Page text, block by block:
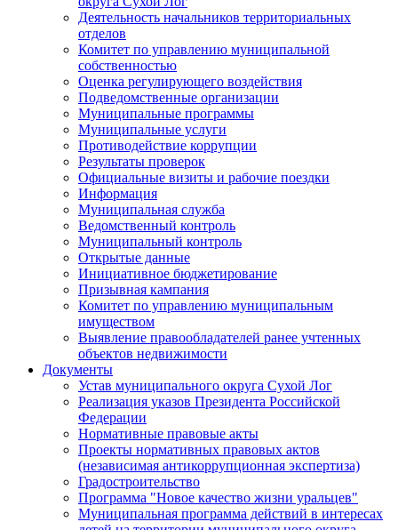
Деятельность начальников территориальных
отделов
Комитет по управлению муниципальной
собственностью
Оценка регулирующего воздействия
Подведомственные организации
Муниципальные программы
Муниципальные услуги
Противодействие коррупции
Результаты проверок
Официальные визиты и рабочие поездки
Информация
Муниципальная служба
Ведомственный контроль
Муниципальный контроль
Открытые данные
Инициативное бюджетирование
Призывная кампания
Комитет по управлению муниципальным
имуществом
Выявление правообладателей ранее учтенных
объектов недвижимости
Документы
Устав муниципального округа Сухой Лог
Реализация указов Президента Российской
Федерации
Нормативные правовые акты
Проекты нормативных правовых актов
(независимая антикоррупционная экспертиза)
Градостроительство
Программа "Новое качество жизни уральцев"
Муниципальная программа действий в интересах